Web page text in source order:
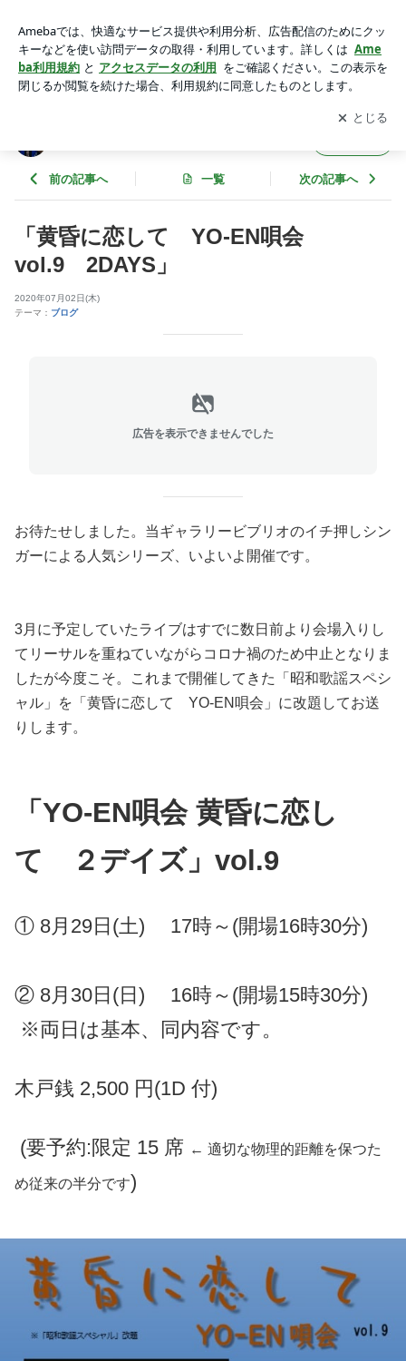
ビブリオ店番日記 ～蕃茄庵日録～
アプリをダウンロードして ブログの更新通知
を受け取りまし
ょう。
開く
前の記事へ 一覧 次の記事へ
「黄昏に恋して YO-EN唄会
vol.9 2DAYS」
2020年07月02日(木)
テーマ： ブログ
広告を表示できませんでした
お待たせしました。当ギャラリービブリオのイチ押しシン
ガーによる人気シリーズ、いよいよ開催です。
3月に予定していたライブはすでに数日前より会場入りし
てリーサルを重ねていながらコロナ禍のため中止となりま
したが今度こそ。これまで開催してきた「昭和歌謡スペシ
ャル」を「黄昏に恋して YO-EN唄会」に改題してお送
りします。
「YO-EN唄会 黄昏に恋し
て ２デイズ」vol.9
① 8月29日(土) 17時～(開場16時30分)
② 8月30日(日) 16時～(開場15時30分)
※両日は基本、同内容です。
木戸銭 2,500 円(1D 付)
(要予約:限定 15 席 ← 適切な物理的距離を保つた
め従来の半分です)